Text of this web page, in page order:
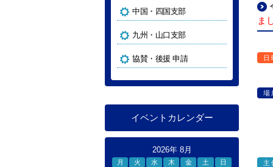
ま
日
場
主
中国・四国支部
九州・山口支部
協賛・後援 申請
イベントカレンダー
2026年 8月
月 火 水 木 金 土
日